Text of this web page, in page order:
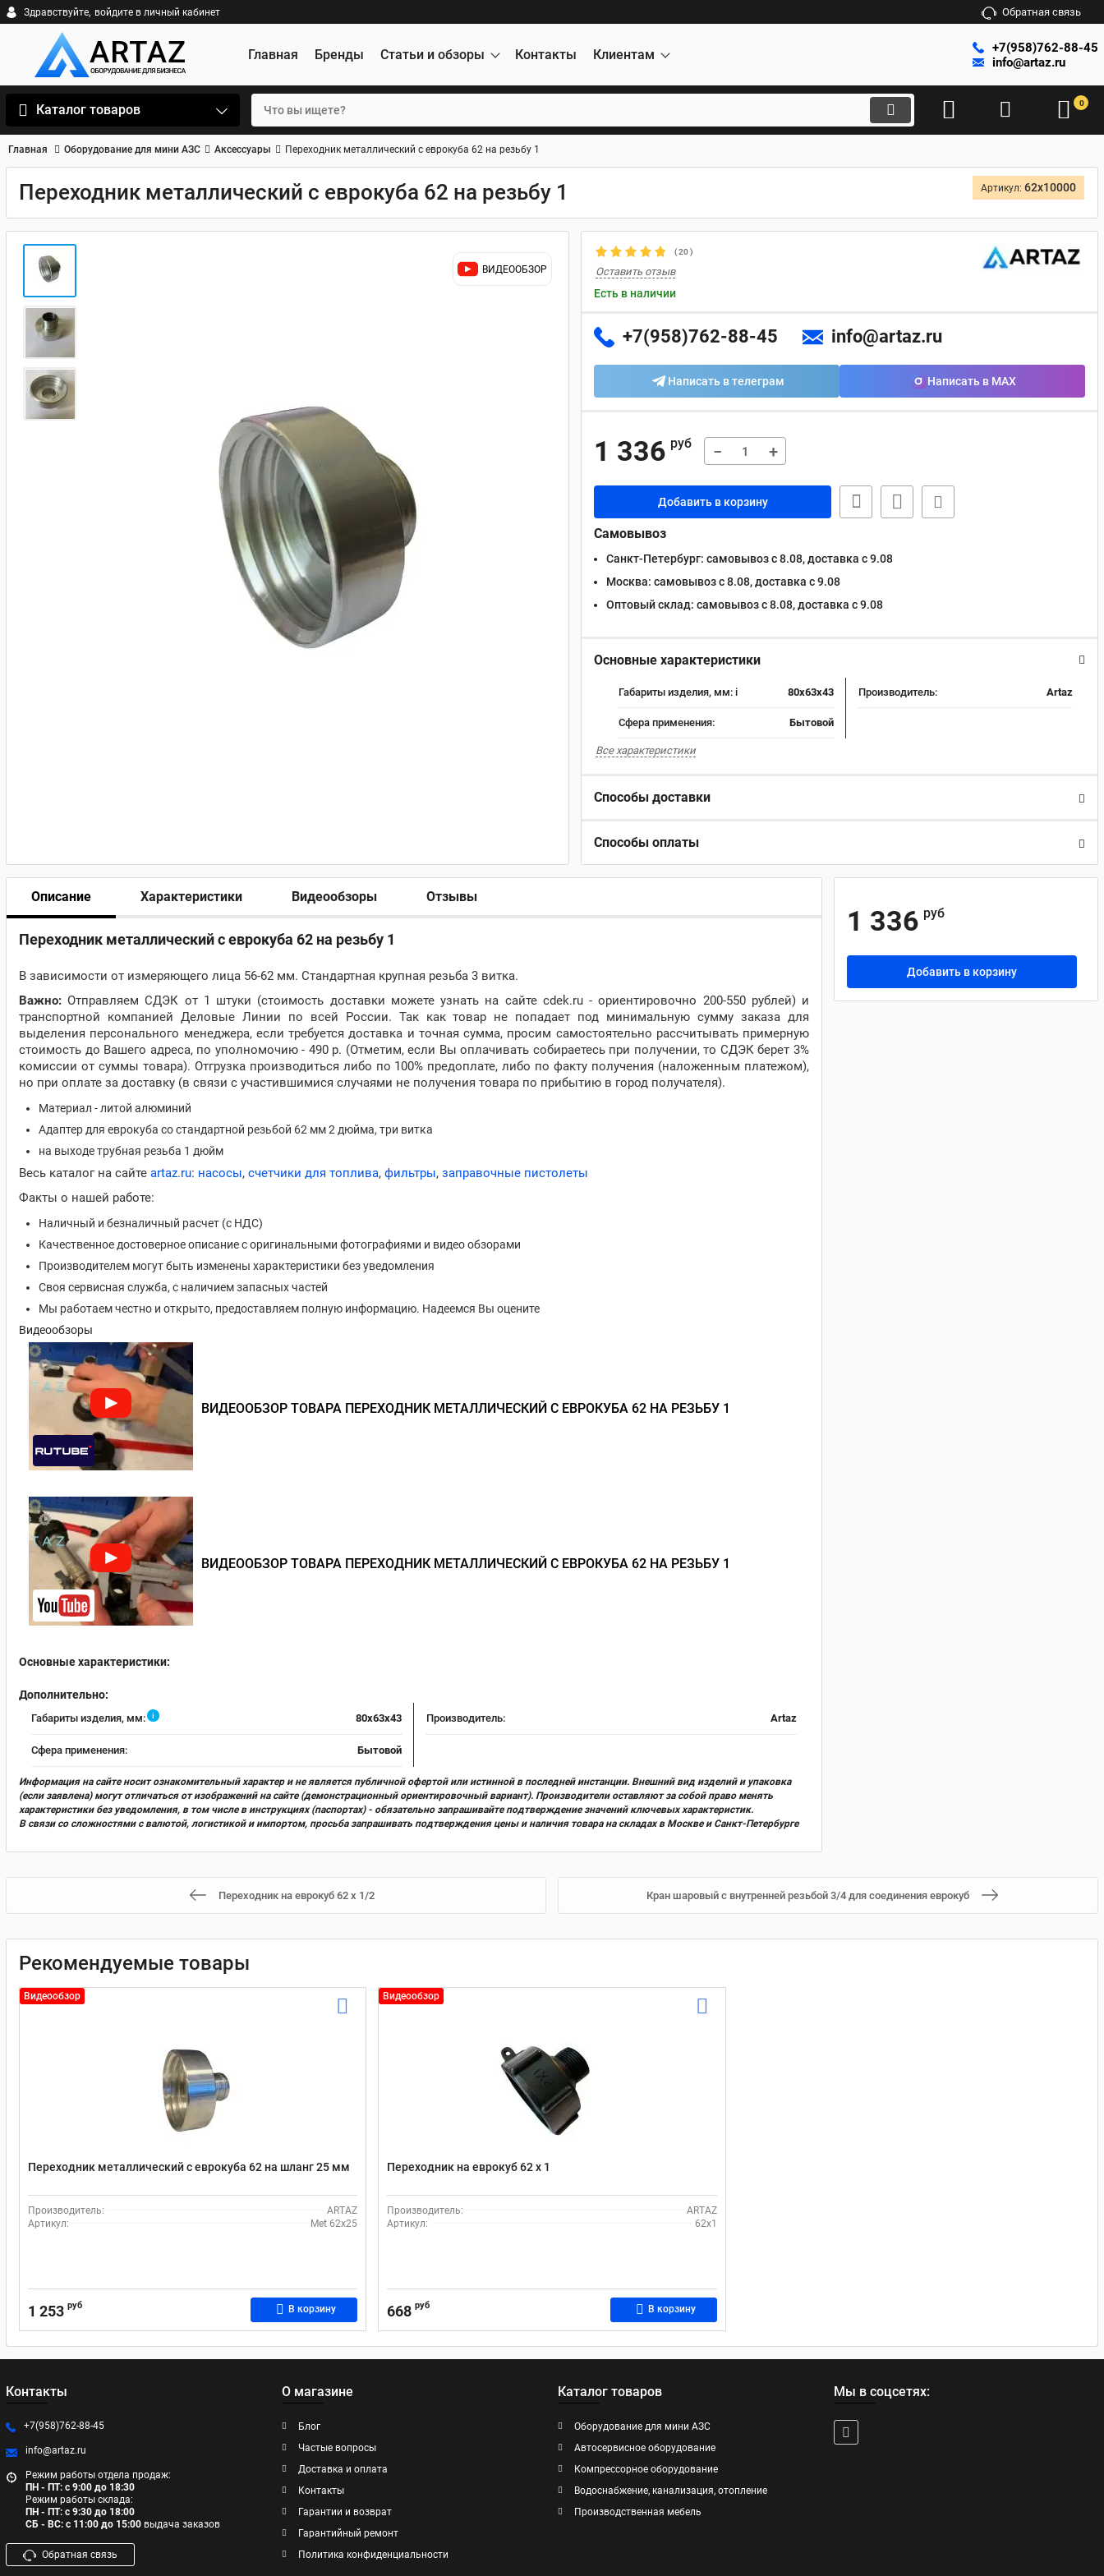
Здравствуйте, войдите в личный кабинет Обратная связь
Главная Бренды Статьи и обзоры Контакты Клиентам
+7(958)762-88-45
info@artaz.ru
Каталог товаров 0
Главная Оборудование для мини АЗС Аксессуары Переходник металлический с еврокуба 62 на резьбу 1
Переходник металлический с еврокуба 62 на резьбу 1 Артикул: 62х10000
ВИДЕООБЗОР
(20)
Оставить отзыв
Есть в наличии
+7(958)762-88-45 info@artaz.ru
Написать в телеграм Написать в MAX
1 336 руб − +
Добавить в корзину
Самовывоз
Санкт-Петербург: самовывоз с 8.08, доставка c 9.08
Москва: самовывоз с 8.08, доставка c 9.08
Оптовый склад: самовывоз с 8.08, доставка c 9.08
Основные характеристики
Габариты изделия, мм: i 80x63x43 Производитель: Artaz
Сфера применения: Бытовой
Все характеристики
Способы доставки
Способы оплаты
Описание Характеристики Видеообзоры Отзывы
Переходник металлический с еврокуба 62 на резьбу 1
В зависимости от измеряющего лица 56-62 мм. Стандартная крупная резьба 3 витка.
Важно:Отправляем СДЭК от 1 штуки (стоимость доставки можете узнать на сайте cdek.ru - ориентировочно 200-550 рублей) и
транспортной компанией Деловые Линии по всей России. Так как товар не попадает под минимальную сумму заказа для
выделения персонального менеджера, если требуется доставка и точная сумма, просим самостоятельно рассчитывать примерную
стоимость до Вашего адреса, по уполномочию - 490 р. (Отметим, если Вы оплачивать собираетесь при получении, то СДЭК берет 3%
комиссии от суммы товара). Отгрузка производиться либо по 100% предоплате, либо по факту получения (наложенным платежом),
но при оплате за доставку (в связи с участившимися случаями не получения товара по прибытию в город получателя).
Материал - литой алюминий
Адаптер для еврокуба со стандартной резьбой 62 мм 2 дюйма, три витка
на выходе трубная резьба 1 дюйм
Весь каталог на сайте artaz.ru: насосы, счетчики для топлива, фильтры, заправочные пистолеты
Факты о нашей работе:
Наличный и безналичный расчет (с НДС)
Качественное достоверное описание с оригинальными фотографиями и видео обзорами
Производителем могут быть изменены характеристики без уведомления
Своя сервисная служба, с наличием запасных частей
Мы работаем честно и открыто, предоставляем полную информацию. Надеемся Вы оцените
Видеообзоры
ВИДЕООБЗОР ТОВАРА ПЕРЕХОДНИК МЕТАЛЛИЧЕСКИЙ С ЕВРОКУБА 62 НА РЕЗЬБУ 1
ВИДЕООБЗОР ТОВАРА ПЕРЕХОДНИК МЕТАЛЛИЧЕСКИЙ С ЕВРОКУБА 62 НА РЕЗЬБУ 1
Основные характеристики:
Дополнительно:
Габариты изделия, мм: i 80x63x43 Производитель: Artaz
Сфера применения: Бытовой
Информация на сайте носит ознакомительный характер и не является публичной офертой или истинной в последней инстанции. Внешний вид изделий и упаковка
(если заявлена) могут отличаться от изображений на сайте (демонстрационный ориентировочный вариант). Производители оставляют за собой право менять
характеристики без уведомления, в том числе в инструкциях (паспортах) - обязательно запрашивайте подтверждение значений ключевых характеристик.
В связи со сложностями с валютой, логистикой и импортом, просьба запрашивать подтверждения цены и наличия товара на складах в Москве и Санкт-Петербурге
1 336 руб
Добавить в корзину
Переходник на еврокуб 62 х 1/2 Кран шаровый с внутренней резьбой 3/4 для соединения еврокуб
Рекомендуемые товары
Видеообзор
Переходник металлический с еврокуба 62 на шланг 25 мм
Производитель:
ARTAZ
Артикул:
Met 62х25
1 253 руб В корзину
Видеообзор
Переходник на еврокуб 62 х 1
Производитель:
ARTAZ
Артикул:
62х1
668 руб В корзину
Контакты
+7(958)762-88-45
info@artaz.ru
Режим работы отдела продаж:
ПН - ПТ: с 9:00 до 18:30
Режим работы склада:
ПН - ПТ: с 9:30 до 18:00
СБ - ВС: с 11:00 до 15:00 выдача заказов
Обратная связь
О магазине
Блог
Частые вопросы
Доставка и оплата
Контакты
Гарантии и возврат
Гарантийный ремонт
Политика конфиденциальности
Каталог товаров
Оборудование для мини АЗС
Автосервисное оборудование
Компрессорное оборудование
Водоснабжение, канализация, отопление
Производственная мебель
Мы в соцсетях: